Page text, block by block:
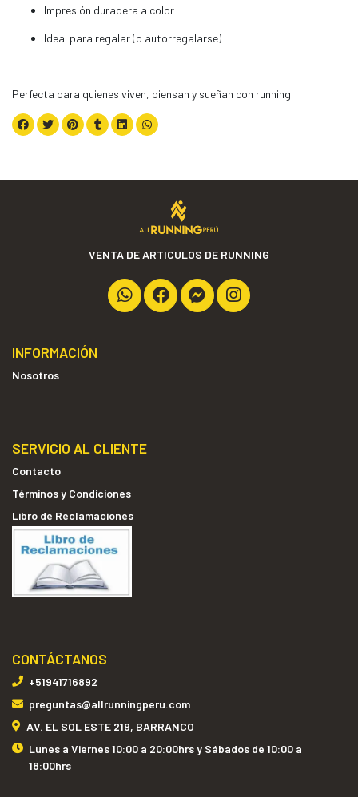
Impresión duradera a color
Ideal para regalar (o autorregalarse)
Perfecta para quienes viven, piensan y sueñan con running.
VENTA DE ARTICULOS DE RUNNING
INFORMACIÓN
Nosotros
SERVICIO AL CLIENTE
Contacto
Términos y Condiciones
Libro de Reclamaciones
CONTÁCTANOS
+51941716892
preguntas@allrunningperu.com
AV. EL SOL ESTE 219, BARRANCO
Lunes a Viernes 10:00 a 20:00hrs y Sábados de 10:00 a
18:00hrs